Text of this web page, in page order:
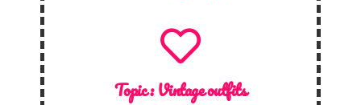
Topic :Vintage outfits